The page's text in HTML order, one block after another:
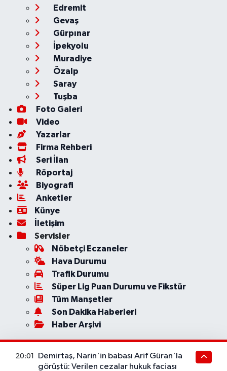
Edremit
Gevaş
Gürpınar
İpekyolu
Muradiye
Özalp
Saray
Tuşba
Foto Galeri
Video
Yazarlar
Firma Rehberi
Seri İlan
Röportaj
Biyografi
Anketler
Künye
İletişim
Servisler
Nöbetçi Eczaneler
Hava Durumu
Trafik Durumu
Süper Lig Puan Durumu ve Fikstür
Tüm Manşetler
Son Dakika Haberleri
Haber Arşivi
20:01
Demirtaş, Narin'in babası Arif Güran'la
görüştü: Verilen cezalar hukuk faciası